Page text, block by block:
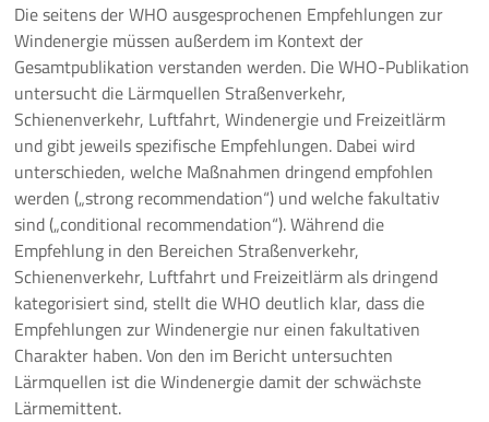
Die seitens der WHO ausgesprochenen Empfehlungen zur
Windenergie müssen außerdem im Kontext der
Gesamtpublikation verstanden werden. Die WHO-Publikation
untersucht die Lärmquellen Straßenverkehr,
Schienenverkehr, Luftfahrt, Windenergie und Freizeitlärm
und gibt jeweils spezifische Empfehlungen. Dabei wird
unterschieden, welche Maßnahmen dringend empfohlen
werden („strong recommendation“) und welche fakultativ
sind („conditional recommendation“). Während die
Empfehlung in den Bereichen Straßenverkehr,
Schienenverkehr, Luftfahrt und Freizeitlärm als dringend
kategorisiert sind, stellt die WHO deutlich klar, dass die
Empfehlungen zur Windenergie nur einen fakultativen
Charakter haben. Von den im Bericht untersuchten
Lärmquellen ist die Windenergie damit der schwächste
Lärmemittent.